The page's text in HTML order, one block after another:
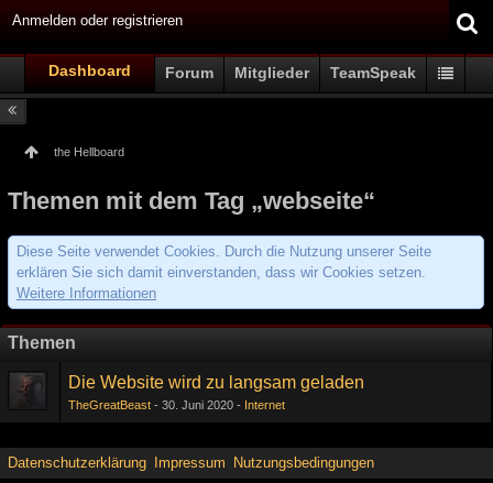
Anmelden oder registrieren
Dashboard Forum Mitglieder TeamSpeak
the Hellboard
Themen mit dem Tag „webseite“
Diese Seite verwendet Cookies. Durch die Nutzung unserer Seite
erklären Sie sich damit einverstanden, dass wir Cookies setzen.
Weitere Informationen
Themen
Die Website wird zu langsam geladen
TheGreatBeast 30. Juni 2020 Internet
Datenschutzerklärung Impressum Nutzungsbedingungen